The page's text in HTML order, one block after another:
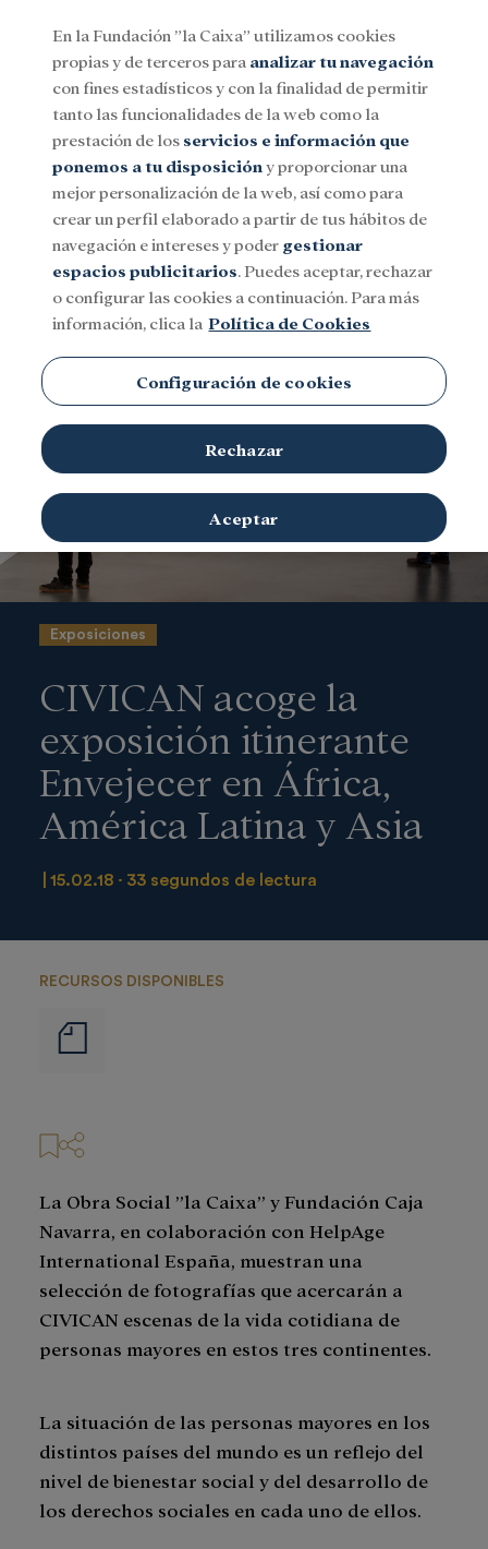
Menu
SocialInvestigación y becasCultura
Exposiciones
CIVICAN acoge la
exposición itinerante
Envejecer en África,
América Latina y Asia
15.02.18 33 segundos de lectura
RECURSOS DISPONIBLES
de
La Obra Social ”la Caixa” y Fundación Caja
Navarra, en colaboración con HelpAge
International España, muestran una
selección de fotografías que acercarán a
CIVICAN escenas de la vida cotidiana de
personas mayores en estos tres continentes.
La situación de las personas mayores en los
distintos países del mundo es un reflejo del
nivel de bienestar social y del desarrollo de
los derechos sociales en cada uno de ellos.
En la Fundación ”la Caixa” utilizamos cookies
propias y de terceros para analizar tu navegación
con fines estadísticos y con la finalidad de permitir
tanto las funcionalidades de la web como la
prestación de los servicios e información que
ponemos a tu disposición y proporcionar una
mejor personalización de la web, así como para
crear un perfil elaborado a partir de tus hábitos de
navegación e intereses y poder gestionar
espacios publicitarios. Puedes aceptar, rechazar
o configurar las cookies a continuación. Para más
información, clica la Política de Cookies
Configuración de cookies
Rechazar
Aceptar